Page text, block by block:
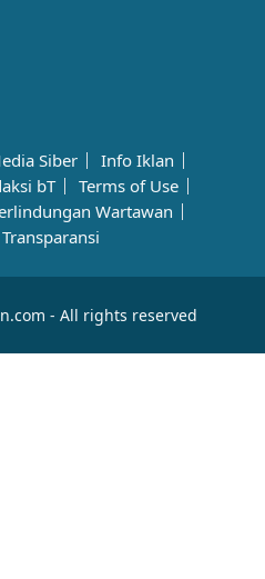
Siber
Info Iklan
bT
Terms of Use
Wartawan
- All rights reserved